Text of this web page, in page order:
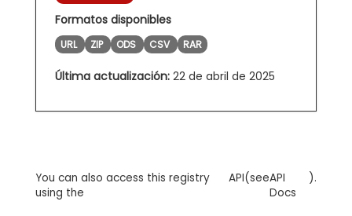
Formatos disponibles
URL ZIP ODS CSV RAR
Última actualización: 22 de abril de 2025
You can also access this registry
using the
API(seeAPI
Docs
).